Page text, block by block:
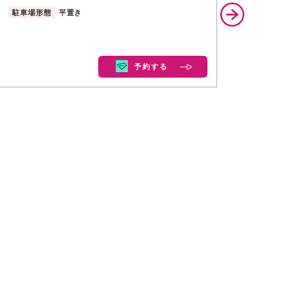
駐車場形態 平置き
予約する
駐車場形態